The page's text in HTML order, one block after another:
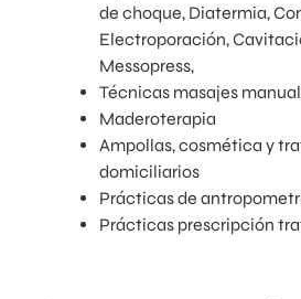
de choque, Diatermia,
Electroporación,
Messopress,
Técnicas masajes
Maderoterapia
Ampollas, cosmética y
domiciliarios
Prácticas de
Prácticas prescripción